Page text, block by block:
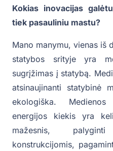
Kokias inovacijas
tiek pasauliniu mastu?
Mano manymu, vienas iš
statybos srityje yra
sugrįžimas į statybą.
atsinaujinanti statybinė
ekologiška.
energijos kiekis yra
mažesnis,
konstrukcijomis,